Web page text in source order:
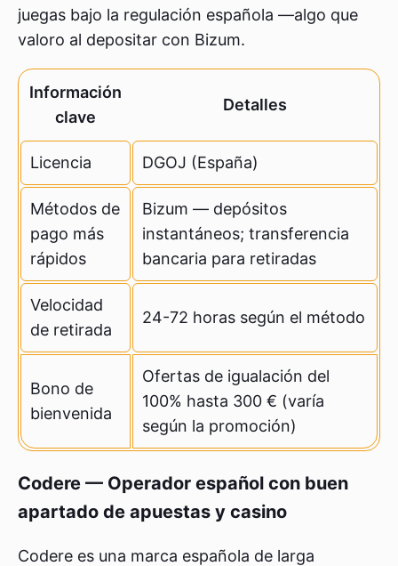
juegas bajo la regulación española —algo que
valoro al depositar con Bizum.
Información
clave
Detalles
Licencia DGOJ (España)
Métodos de
pago más
rápidos
Bizum — depósitos
instantáneos; transferencia
bancaria para retiradas
Velocidad
de retirada
24-72 horas según el método
Bono de
bienvenida
Ofertas de igualación del
100% hasta 300 € (varía
según la promoción)
Codere — Operador español con buen
apartado de apuestas y casino
Codere es una marca española de larga